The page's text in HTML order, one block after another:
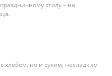
столу – на
хлебом, но и сухим, несладким